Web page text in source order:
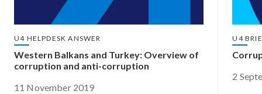
U4 HELPDESK ANSWER
Western Balkans and Turkey: Overview of
corruption and anti-corruption
11 November 2019
U4
2